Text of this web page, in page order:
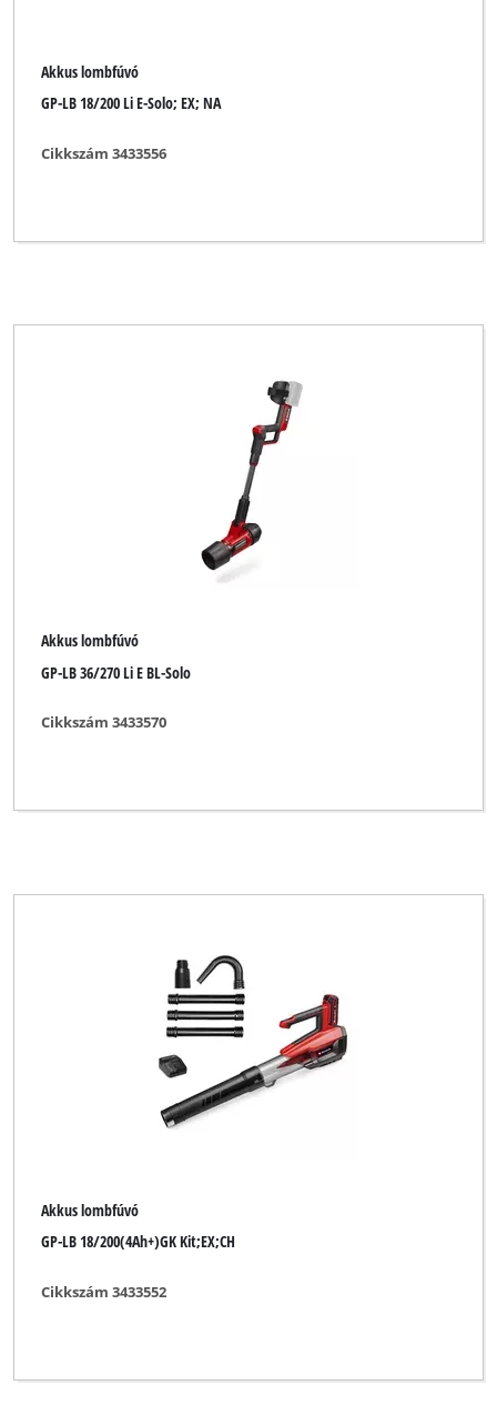
Akkus lombfúvó
GP-LB 18/200 Li E-Solo; EX; NA
Cikkszám 3433556
Akkus lombfúvó
GP-LB 36/270 Li E BL-Solo
Cikkszám 3433570
Akkus lombfúvó
GP-LB 18/200(4Ah+)GK Kit;EX;CH
Cikkszám 3433552